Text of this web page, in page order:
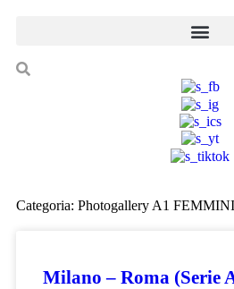
Categoria: Photogallery A1
Milano – Roma (Serie